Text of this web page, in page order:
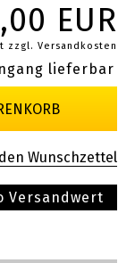
EUR
zzgl. Versandkosten
lieferbar
Versandwert